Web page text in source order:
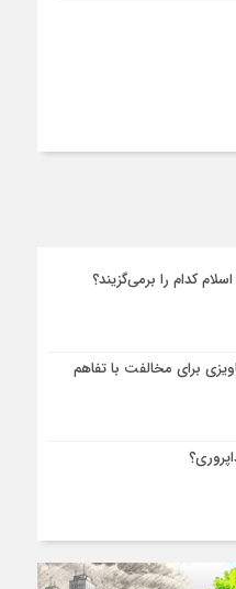
کدام را برمی‌گزیند؟
برای مخالفت با تفاهم